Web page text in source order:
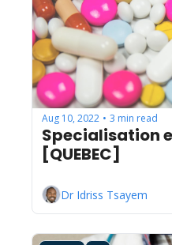
Aug 10, 2022 • 3 min read
Specialisation
[QUEBEC]
Dr Idriss Tsayem